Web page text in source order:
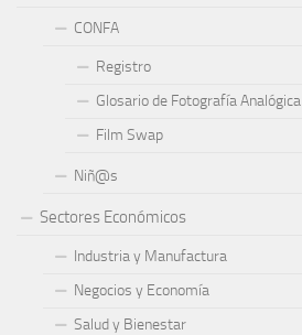
CONFA
Registro
Glosario de Fotografía Analógica
Film Swap
Niñ@s
Sectores Económicos
Industria y Manufactura
Negocios y Economía
Salud y Bienestar